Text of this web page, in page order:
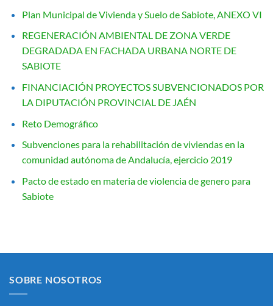
Plan Municipal de Vivienda y Suelo de Sabiote, ANEXO VI
REGENERACIÓN AMBIENTAL DE ZONA VERDE
DEGRADADA EN FACHADA URBANA NORTE DE
SABIOTE
FINANCIACIÓN PROYECTOS SUBVENCIONADOS POR
LA DIPUTACIÓN PROVINCIAL DE JAÉN
Reto Demográfico
Subvenciones para la rehabilitación de viviendas en la
comunidad autónoma de Andalucía, ejercicio 2019
Pacto de estado en materia de violencia de genero para
Sabiote
SOBRE NOSOTROS